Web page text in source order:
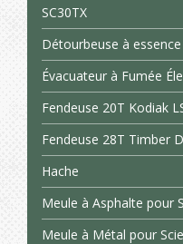
SC30TX
Détourbeuse à essence
Évacuateur à Fumée
Fendeuse 20T Kodiak
Fendeuse 28T Timber
Hache
Meule à Asphalte pour
Meule à Métal pour